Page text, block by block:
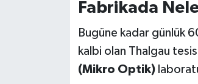
Fabrikada
Bugüne kadar günlük
kalbi olan Thalgau
(Mikro Optik)